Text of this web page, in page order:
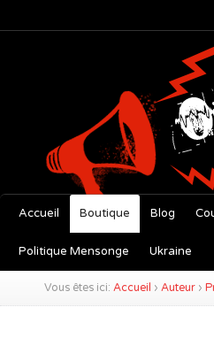
Accueil Boutique Blog
Politique Mensonge Ukraine
Vous êtes ici: Accueil › Auteur ›